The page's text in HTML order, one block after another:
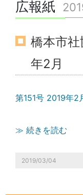
広報紙
橋本市
年2月
第151号 2019年2
≫ 続きを読む
2019/03/04